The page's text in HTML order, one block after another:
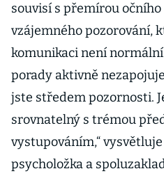
souvisí s přemírou
vzájemného pozorování,
komunikaci není
porady aktivně
jste středem pozornosti.
srovnatelný s trémou
vystupováním,“
psycholožka a